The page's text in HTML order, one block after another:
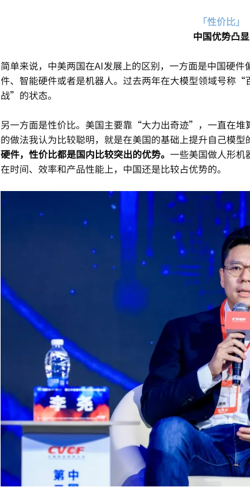
「性价比」
中国优势凸显
简单来说，中美两国在AI发展上的区别，一方面是中国硬
件、智能硬件或者是机器人。过去两年在大模型领域号称
战”的状态。
另一方面是性价比。美国主要靠“大力出奇迹”，一直在堆
的做法我认为比较聪明，就是在美国的基础上提升自己模型
硬件，性价比都是国内比较突出的优势。 一些美国做人形机
在时间、效率和产品性能上，中国还是比较占优势的。